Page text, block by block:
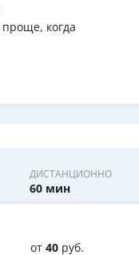
когда
ДИСТАНЦИОННО
60 мин
от 40 руб.